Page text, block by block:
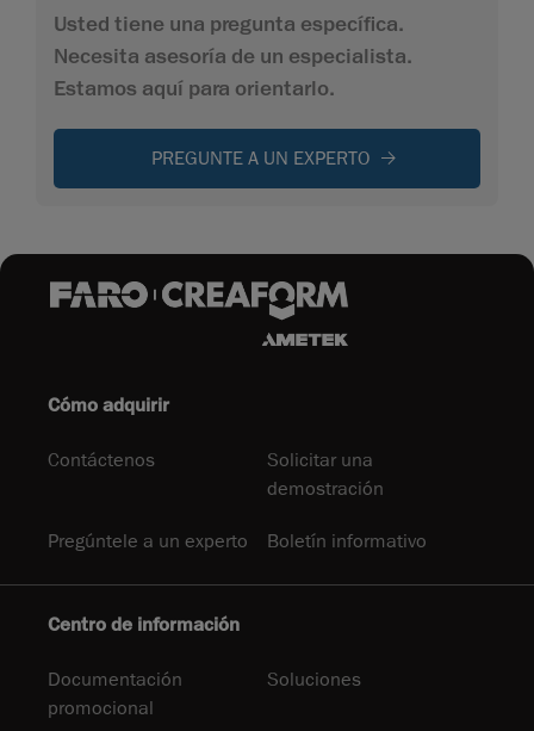
Usted tiene una pregunta específica.
Necesita asesoría de un especialista.
Estamos aquí para orientarlo.
PREGUNTE A UN EXPERTO
Cómo adquirir
Contáctenos
Solicitar una
demostración
Pregúntele a un experto Boletín informativo
Centro de información
Documentación
promocional
Soluciones